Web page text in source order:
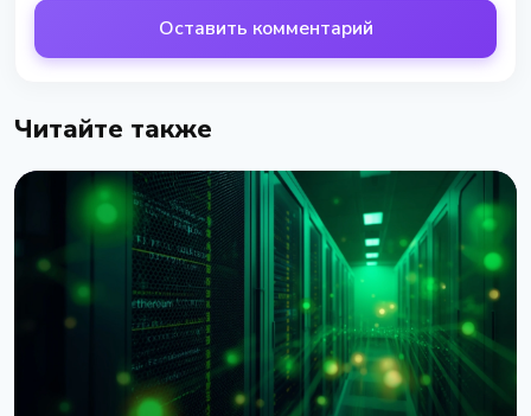
Оставить комментарий
Читайте также